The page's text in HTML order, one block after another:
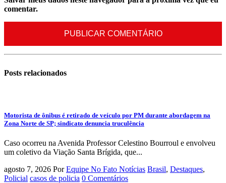
comentar.
Posts relacionados
Motorista de ônibus é retirado de veículo por PM durante abordagem na
Zona Norte de SP; sindicato denuncia truculência
Caso ocorreu na Avenida Professor Celestino Bourroul e envolveu
um coletivo da Viação Santa Brígida, que...
agosto 7, 2026 Por Equipe No Fato Notícias Brasil, Destaques,
Policial casos de policia 0 Comentários